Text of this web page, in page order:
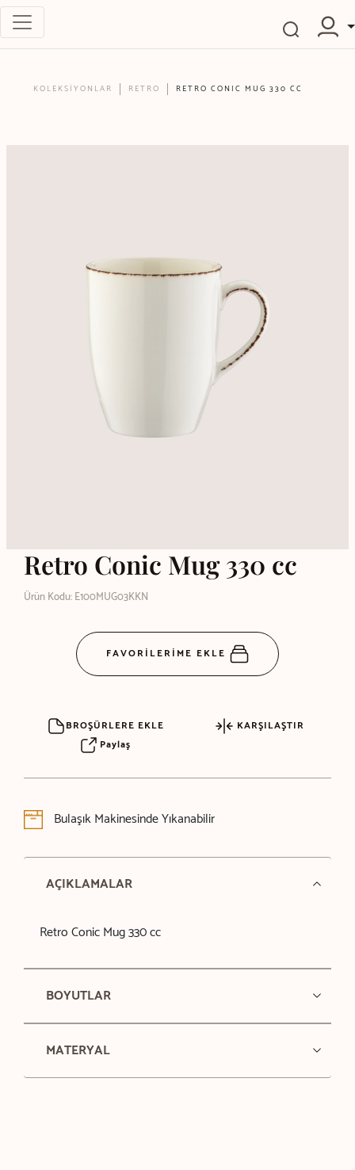
KOLEKSİYONLAR RETRO RETRO CONIC MUG 330 CC
Retro Conic Mug 330 cc
Ürün Kodu: E100MUG03KKN
FAVORİLERİME EKLE
BROŞÜRLERE EKLE
KARŞILAŞTIR
Paylaş
Bulaşık Makinesinde Yıkanabilir
AÇIKLAMALAR
Retro Conic Mug 330 cc
BOYUTLAR
MATERYAL